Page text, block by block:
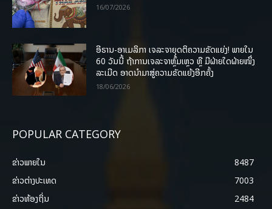
16/07/2026
ອີຣານ-ອາເມລິກາ ເຈລະຈາຍຸດຕິຄວາມຂັດແຍ່ງ! ພາຍໃນ
60 ວັນນີ້ ຖ້າການເຈລະຈາຫຼົ້ມເຫຼວ ຫຼື ມີຝ່າຍໃດຝ່າຍໜຶ່ງ
ລະເມີດ ອາດນໍາມາສູ່ຄວາມຂັດແຍ້ງອີກຄັ້ງ
18/06/2026
POPULAR CATEGORY
ຂ່າວພາຍ​ໃນ
8487
ຂ່າວຕ່າງປະເທດ
7003
ຂ່າວທ້ອງຖິ່ນ
2484